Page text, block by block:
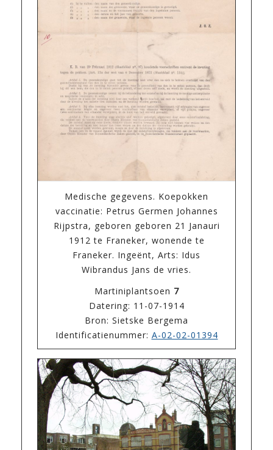
Medische gegevens. Koepokken
vaccinatie: Petrus Germen Johannes
Rijpstra, geboren geboren 21 Janauri
1912 te Franeker, wonende te
Franeker. Ingeënt, Arts: Idus
Wibrandus Jans de vries.
Martiniplantsoen 7
Datering: 11-07-1914
Bron: Sietske Bergema
Identificatienummer: A-02-02-01394